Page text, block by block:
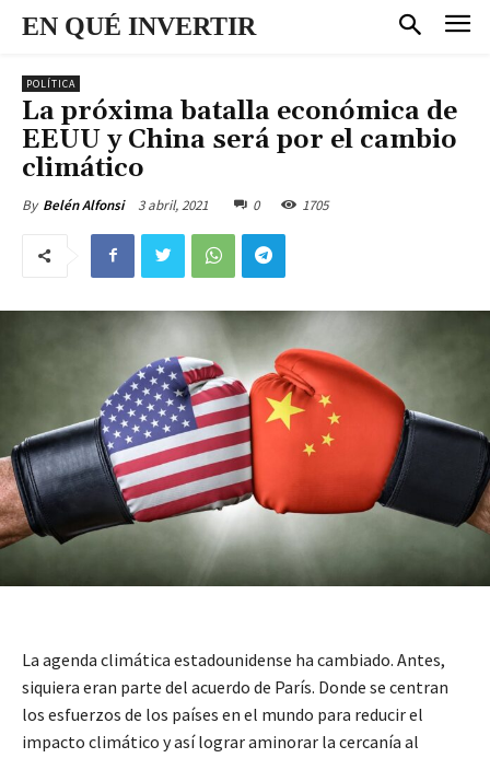
EN QUÉ INVERTIR
POLÍTICA
La próxima batalla económica de
EEUU y China será por el cambio
climático
By Belén Alfonsi 3 abril, 2021 0 1705
La agenda climática estadounidense ha cambiado. Antes,
siquiera eran parte del acuerdo de París. Donde se centran
los esfuerzos de los países en el mundo para reducir el
impacto climático y así lograr aminorar la cercanía al